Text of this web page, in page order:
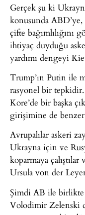
Gerçek şu ki
konusunda ABD’ye,
çifte bağımlılığını
ihtiyaç duyduğu
yardımı dengeyi
Trump’ın Putin ile
rasyonel bir
Kore’de bir başka
girişimine de
Avrupalılar askeri
Ukrayna için ve
koparmaya
Ursula von der
Şimdi AB ile birlikte
Volodimir Zelenski